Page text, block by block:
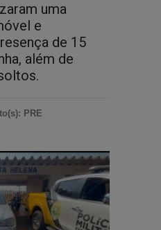
uma
e
de 15
além de
PRE